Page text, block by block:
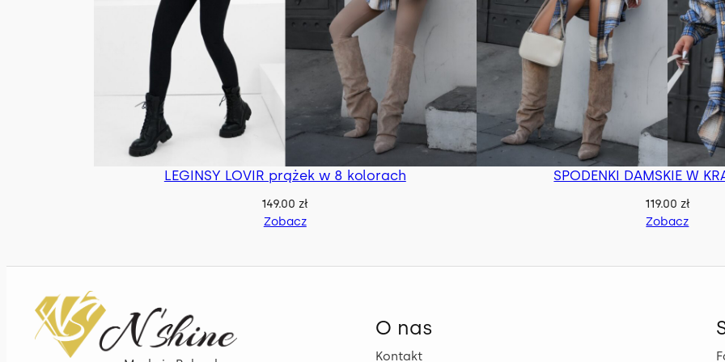
LEGINSY LOVIR prążek w 8 kolorach
149.00zł
Zobacz
SPODENKI DAMSKIE W
119.00 zł
Zobacz
O nas
Kontakt